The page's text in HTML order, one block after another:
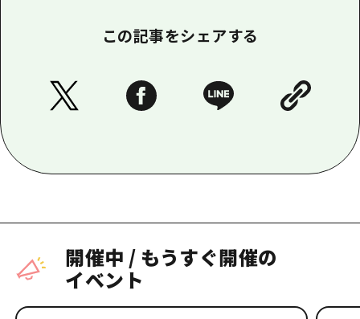
この記事をシェアする
開催中 / もうすぐ開催の
イベント